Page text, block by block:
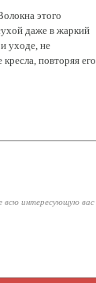
этого
даже в жаркий
уходе, не
повторяя его
всю интересующую вас